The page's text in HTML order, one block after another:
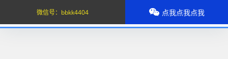
微信号： bbkk4404 点我点我点我